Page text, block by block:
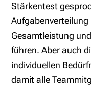
Stärkentest
Gesamtleistung
führen. Aber auch
individuellen
damit alle